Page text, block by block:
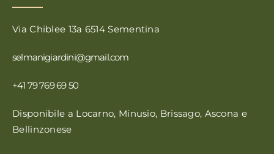
Via Chiblee 13a 6514 Sementina
selmanigiardini@gmail.com
+41 79 769 69 50
Disponibile a Locarno, Minusio, Brissago, Ascona e
Bellinzonese